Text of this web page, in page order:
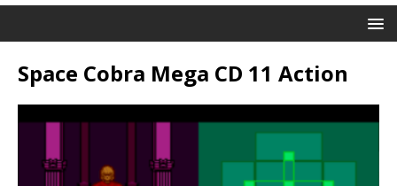
Space Cobra Mega CD 11 Action